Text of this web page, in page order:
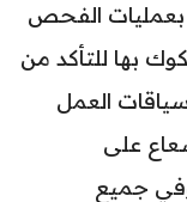
بعمليات الفحص
بها للتأكد من
العمل
على
جميع